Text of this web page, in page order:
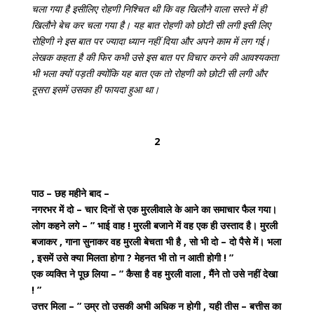
चला गया है इसीलिए रोहणी निश्चित थी कि वह खिलौने वाला सस्ते में ही
खिलौने बेच कर चला गया है। यह बात रोहणी को छोटी सी लगी इसी लिए
रोहिणी ने इस बात पर ज्यादा ध्यान नहीं दिया और अपने काम में लग गई।
लेखक कहता है की फिर कभी उसे इस बात पर विचार करने की आवश्यकता
भी भला क्यों पड़ती क्योंकि यह बात एक तो रोहणी को छोटी सी लगी और
दूसरा इसमें उसका ही फायदा हुआ था।
2
पाठ –छह महीने बाद –
नगरभर में दो – चार दिनों से एक मुरलीवाले के आने का समाचार फैल गया।
लोग कहने लगे – ” भाई वाह ! मुरली बजाने में वह एक ही उस्ताद है। मुरली
बजाकर , गाना सुनाकर वह मुरली बेचता भी है , सो भी दो – दो पैसे में। भला
, इसमें उसे क्या मिलता होगा ? मेहनत भी तो न आती होगी ! ”
एक व्यक्ति ने पूछ लिया – ” कैसा है वह मुरली वाला , मैंने तो उसे नहीं देखा
! ”
उत्तर मिला – ” उम्र तो उसकी अभी अधिक न होगी , यही तीस – बत्तीस का